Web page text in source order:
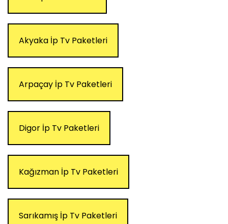
Akyaka İp Tv Paketleri
Arpaçay İp Tv Paketleri
Digor İp Tv Paketleri
Kağızman İp Tv Paketleri
Sarıkamış İp Tv Paketleri